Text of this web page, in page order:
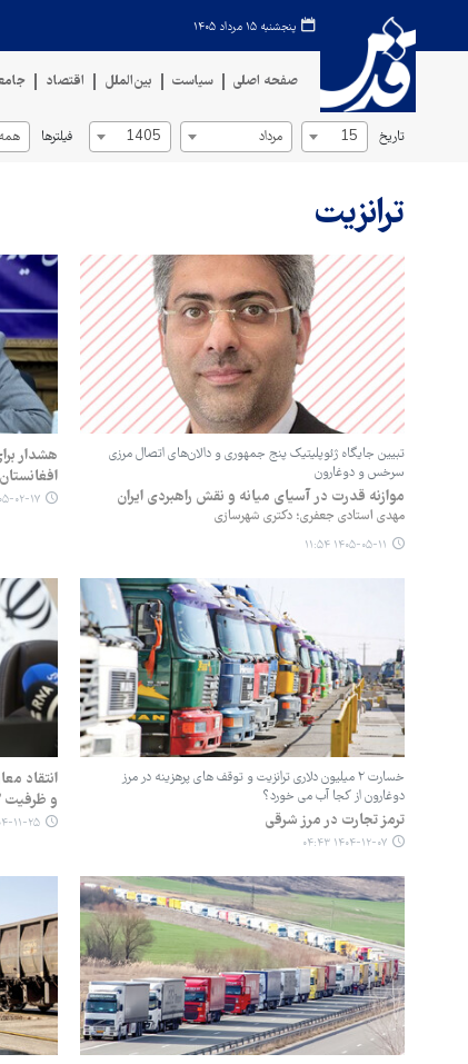
پنجشنبه ۱۵ مرداد ۱۴۰۵
صفحه اصلی سیاست بین‌الملل اقتصاد
تاریخ 15 مرداد 1405 فیلترها
ترانزیت
تبیین جایگاه ژئوپلیتیک پنج جمهوری و دالان‌های اتصال مرزی
سرخس و دوغارون
موازنه قدرت در آسیای میانه و نقش راهبردی ایران
مهدی استادی جعفری؛ دکتری شهرسازی
۱۴۰۵-۰۵-۱۱ ۱۱:۵۴
هشدار
افغانستان
۱۴۰۵-۰۲-۱۷
خسارت ۲ میلیون دلاری ترانزیت و توقف های پرهزینه در مرز
دوغارون از کجا آب می خورد؟
ترمز تجارت در مرز شرقی
۱۴۰۴-۱۲-۰۷ ۰۴:۴۳
انتقاد
و ظرفیت ۲ هزار کامیون بلااستفاده
۱۴۰۴-۱۱-۲۵